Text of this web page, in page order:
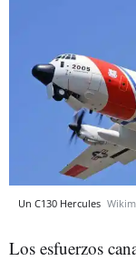
Un C130 Hercules
Los esfuerzos